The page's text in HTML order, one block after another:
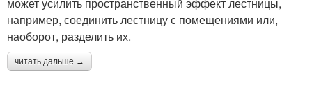
например, соединить лестницу с помещениями или,
наоборот, разделить их.
читать дальше →